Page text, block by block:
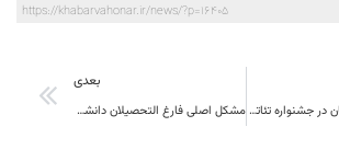
https://khabarvahonar.ir/news/?p=16405
تجربه موفق استان در جشنواره تئاتر معلولانباعث شد میزبانی نخستین جشنواره هنرهای تجسمی نیز به خراسان جنوبی داده شود.
بعدی
مشکل اصلی فارغ التحصیلان دانشگاهی نداشتن مهارت است